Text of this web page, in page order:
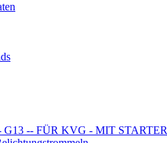
-- FÜR KVG - MIT STARTER